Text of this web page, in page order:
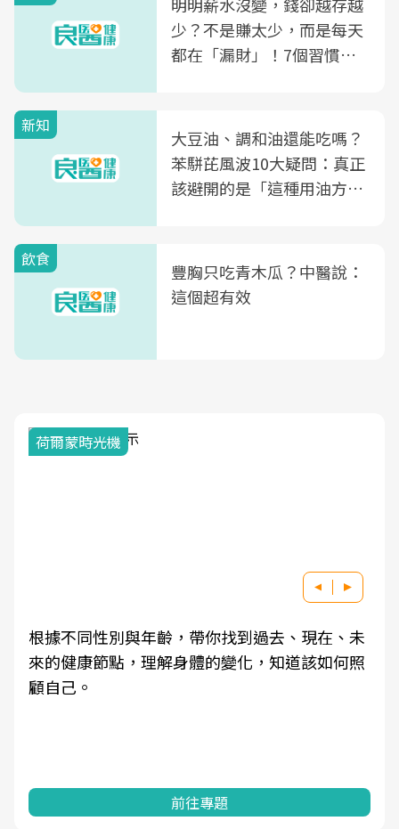
少？不是賺太少，而是每天
都在「漏財」！7個習慣一
新知
大豆油、調和油還能吃嗎？
苯駢芘風波10大疑問：真正
該避開的是「這種用油方
飲食
豐胸只吃青木瓜？中醫說：
這個超有效
荷爾蒙時光機
根據不同性別與年齡，帶你找到過去、現在、未
來的健康節點，理解身體的變化，知道該如何照
顧自己。
前往專題